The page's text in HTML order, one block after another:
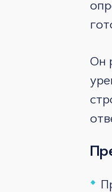
Он